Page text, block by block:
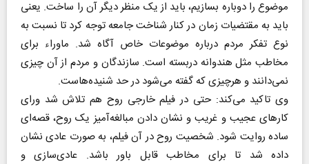
موضوع را دوباره بسازیم، باید از یک منظر دیگر آن را ساخت. یعنی
باید به مقتضیات زمان در کنار شناخت جامعه توجه کرد تا نسبت به
نوع تفکر مردم درباره موضوعات خاص آگاه شد. ماوراء برای
مخاطب مثل هندوانه دربسته است. سازندگان و مردم از آن چیزی
نمی‌دانند و هرچیزی که گفته می‌شود در حد شنیده‌هاست.
وی تاکید می‌کند: حتی در فیلم خارجی روح هم تلاش شد ورای
کارهای عجیب و غریب و نشان دادن مبالغه‌آمیز یک روح، قصه‌ای
ساده روایت شود. شخصیت روح در آن فیلم، به صورت عادی نشان
داده شد تا برای مخاطب قابل باور باشد. عادی‌سازی و